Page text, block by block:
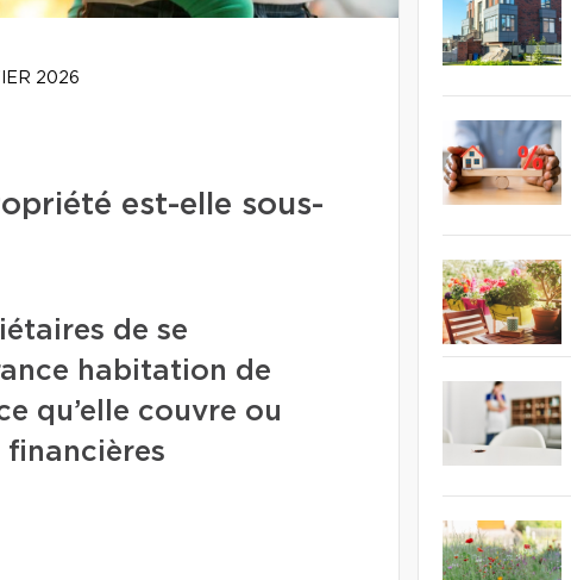
2026
est-elle sous-
de se
habitation de
qu’elle couvre ou
financières